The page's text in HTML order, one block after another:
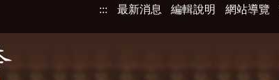
::: 最新消息 編輯說明 網站導覽